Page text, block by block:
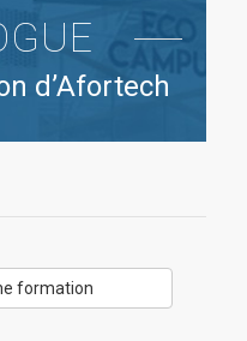
d’Afortech
formation